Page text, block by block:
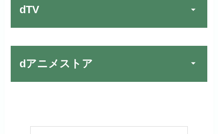
お試し無料期間
月額料金（税込） 2,189円
見放題作品数
190,000作品以上
リンク先：
宅配レンタルとVODの2パターンが
FOD PREMIUMでお試
しする
リンク先 :https://fod.fujitv.co.jp/s/premium/
リンク先 :https://www.hulu.jp/
dTV
dアニメストア